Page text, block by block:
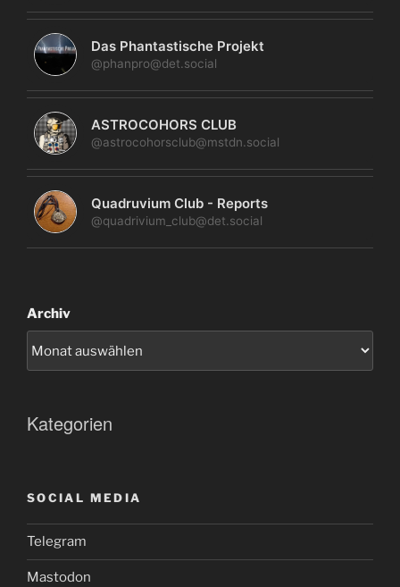
Das Phantastische Projekt
@phanpro@det.social
ASTROCOHORS CLUB
@astrocohorsclub@mstdn.social
Quadruvium Club - Reports
@quadrivium_club@det.social
Archiv
Kategorien
SOCIAL MEDIA
Telegram
Mastodon